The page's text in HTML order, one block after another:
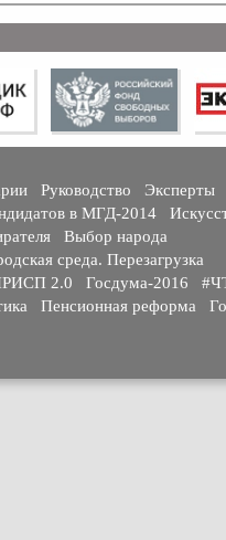
Руководство
Эксперты
в МГД-2014
Выбор народа
среда. Перезагрузка
2.0 Госдума-2016
Пенсионная реформа